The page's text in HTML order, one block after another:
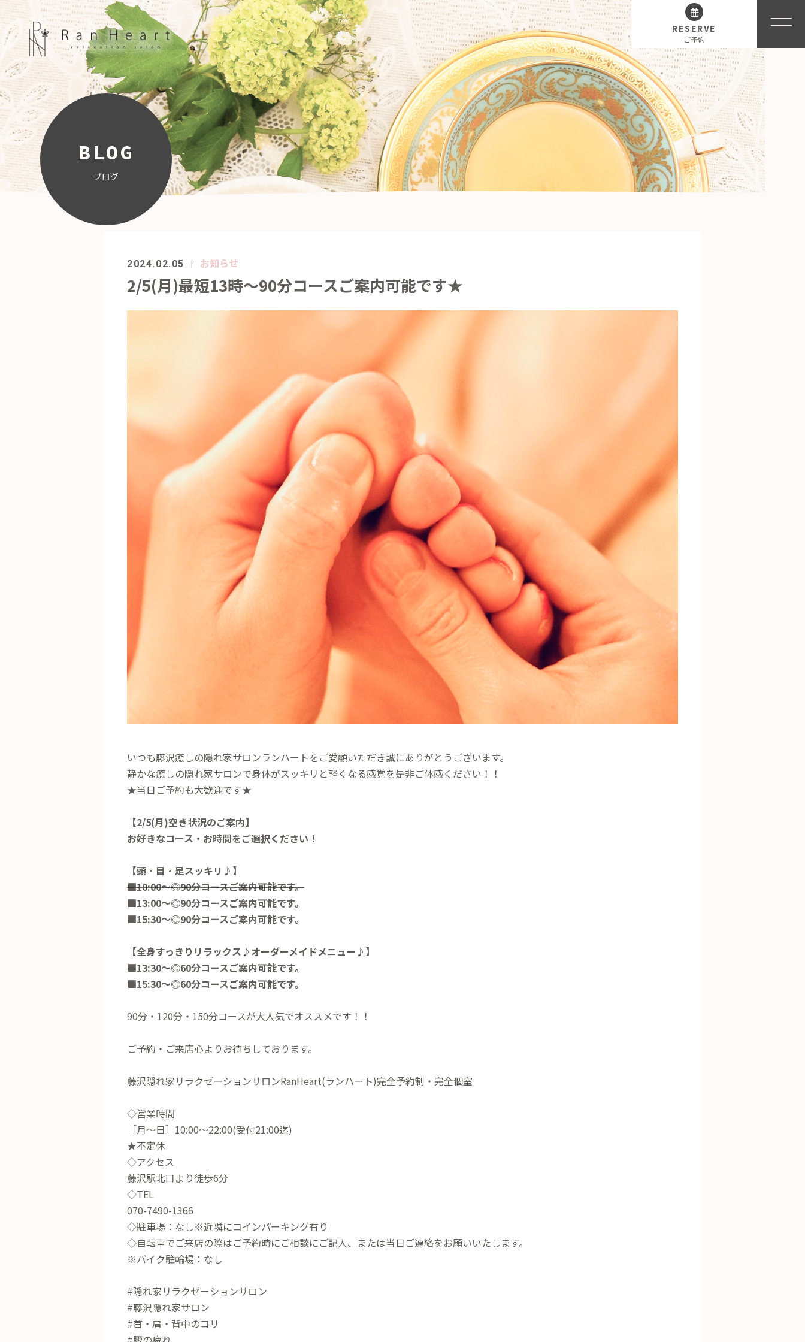
RESERVE
ご予約
BLOG
ブログ
2024.02.05 お知らせ
2/5(月)最短13時～90分コースご案内可能です★
いつも藤沢癒しの隠れ家サロンランハートをご愛顧いただき誠にありがとうございます。
静かな癒しの隠れ家サロンで身体がスッキリと軽くなる感覚を是非ご体感ください！！
★当日ご予約も大歓迎です★
【2/5(月)空き状況のご案内】
お好きなコース・お時間をご選択ください！
【頭・目・足スッキリ♪】
■10:00～◎90分コースご案内可能です。
■13:00～◎90分コースご案内可能です。
■15:30～◎90分コースご案内可能です。
【全身すっきりリラックス♪オーダーメイドメニュー♪】
■13:30～◎60分コースご案内可能です。
■15:30～◎60分コースご案内可能です。
90分・120分・150分コースが大人気でオススメです！！
ご予約・ご来店心よりお待ちしております。
藤沢隠れ家リラクゼーションサロンRanHeart(ランハート)完全予約制・完全個室
◇営業時間
［月～日］10:00～22:00(受付21:00迄)
★不定休
◇アクセス
藤沢駅北口より徒歩6分
◇TEL
070-7490-1366
◇駐車場：なし※近隣にコインパーキング有り
◇自転車でご来店の際はご予約時にご相談にご記入、または当日ご連絡をお願いいたします。
※バイク駐輪場：なし
#隠れ家リラクゼーションサロン
#藤沢隠れ家サロン
#首・肩・背中のコリ